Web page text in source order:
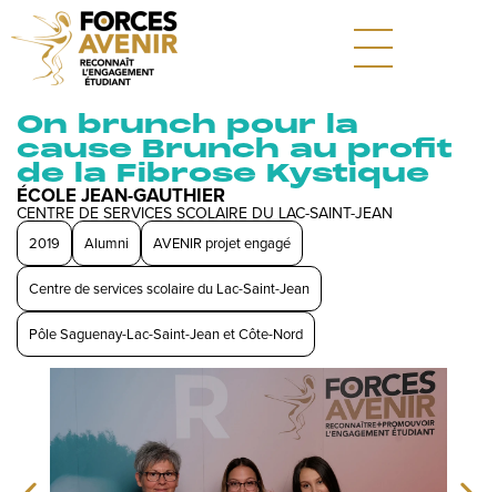
On brunch pour la
cause Brunch au profit
de la Fibrose Kystique
ÉCOLE JEAN-GAUTHIER
CENTRE DE SERVICES SCOLAIRE DU LAC-SAINT-JEAN
2019 Alumni AVENIR projet engagé
Centre de services scolaire du Lac-Saint-Jean
Pôle Saguenay-Lac-Saint-Jean et Côte-Nord